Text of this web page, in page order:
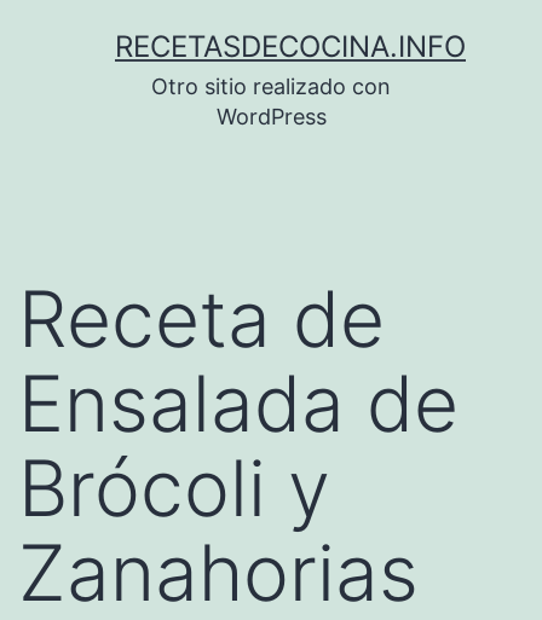
RECETASDECOCINA.INFO
Otro sitio realizado con
WordPress
Receta de
Ensalada de
Brócoli y
Zanahorias